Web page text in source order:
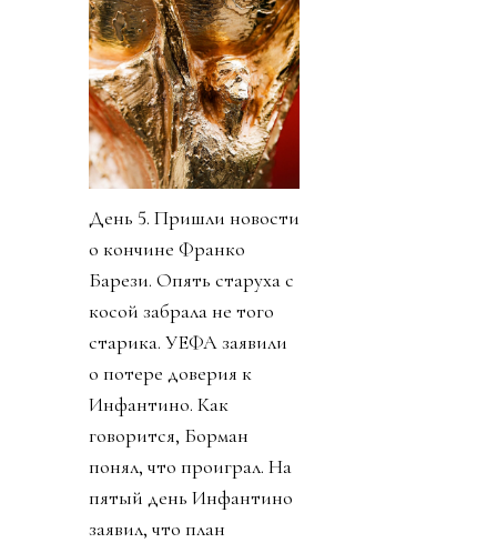
День 5. Пришли новости
о кончине Франко
Барези. Опять старуха с
косой забрала не того
старика. УЕФА заявили
о потере доверия к
Инфантино. Как
говорится, Борман
понял, что проиграл. На
пятый день Инфантино
заявил, что план